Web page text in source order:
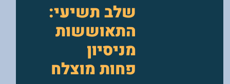
שלב תשיעי:
התאוששות
מניסיון
פחות מוצלח